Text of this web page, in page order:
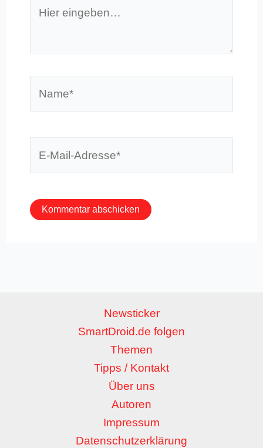
eingeben…
Newsticker
SmartDroid.de folgen
Themen
Tipps / Kontakt
Über uns
Autoren
Impressum
Datenschutzerklärung